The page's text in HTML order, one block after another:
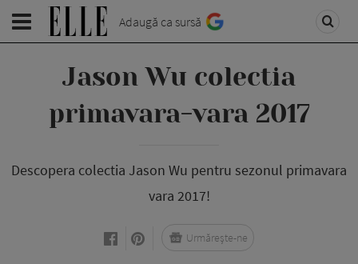
Adaugă ca sursă
Jason Wu colectia
primavara-vara 2017
Descopera colectia Jason Wu pentru sezonul primavara
vara 2017!
Urmărește-ne